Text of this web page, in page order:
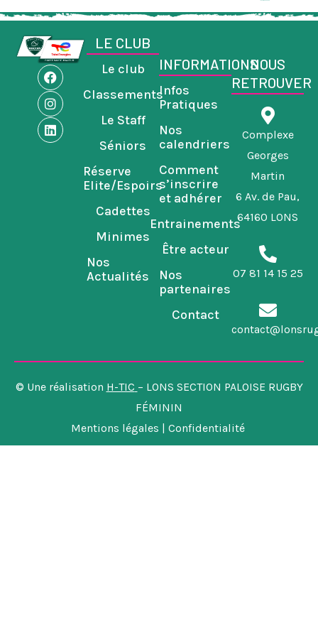
F
a
c
e
b
o
o
I
n
s
t
a
g
r
L
i
n
k
e
d
i
LE CLUB
Le club
Classements
Le Staff
Séniors
Réserve
Elite/Espoirs
Cadettes
Minimes
Nos
Actualités
INFORMATIONS
Infos
Pratiques
Nos
calendriers
Comment
s’inscrire
et adhérer
Entrainements
Être acteur
Nos
partenaires
Contact
NOUS
RETROUVER
Complexe
Georges
Martin
6 Av. de Pau,
64160 LONS
07 81 14 15 25
© Une réalisation H-TIC – LONS SECTION PALOISE RUGBY
FÉMININ
Mentions légales | Confidentialité